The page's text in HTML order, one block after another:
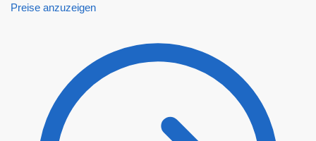
Preise anzuzeigen